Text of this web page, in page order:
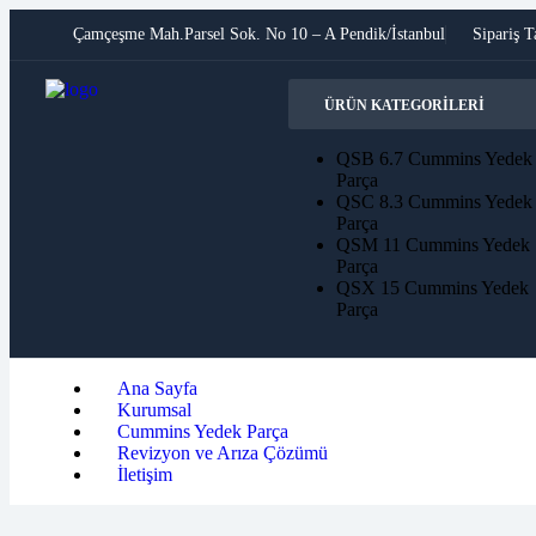
Çamçeşme Mah.Parsel Sok. No 10 – A Pendik/İstanbul Sipariş
ÜRÜN KATEGORILERI
QSB 6.7 Cummins Yedek
Parça
QSC 8.3 Cummins Yedek
Parça
QSM 11 Cummins Yedek
Parça
QSX 15 Cummins Yedek
Parça
Ana Sayfa
Kurumsal
Cummins Yedek Parça
Revizyon ve Arıza Çözümü
İletişim